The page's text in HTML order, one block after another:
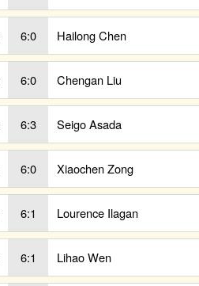
6:0 Hailong Chen
6:0 Chengan Liu
6:3 Seigo Asada
6:0 Xiaochen Zong
6:1 Lourence Ilagan
6:1 Lihao Wen